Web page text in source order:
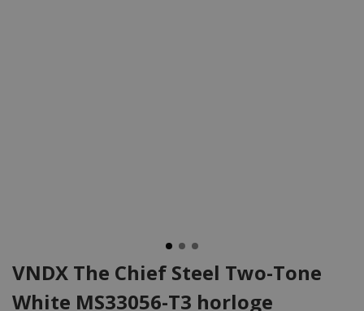
VNDX The Chief Steel Two-Tone
White MS33056-T3 horloge